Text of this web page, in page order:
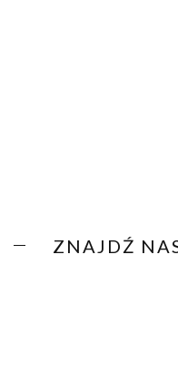
ZNAJDŹ